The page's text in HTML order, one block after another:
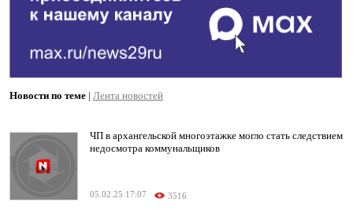
Новости по теме | Лента новостей
ЧП в архангельской многоэтажке могло стать следствием
недосмотра коммунальщиков
05.02.25 17:07 3516